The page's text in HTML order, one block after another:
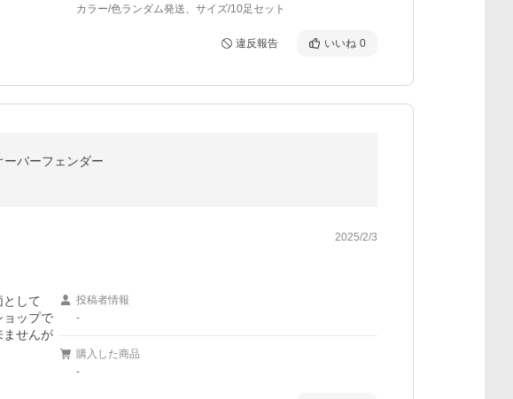
カラー/色ランダム発送、サイズ/10足セット
違反報告 いいね 0
バーフェンダー
2025/2/3
して
ョップで
ませんが
投稿者情報
-
購入した商品
-